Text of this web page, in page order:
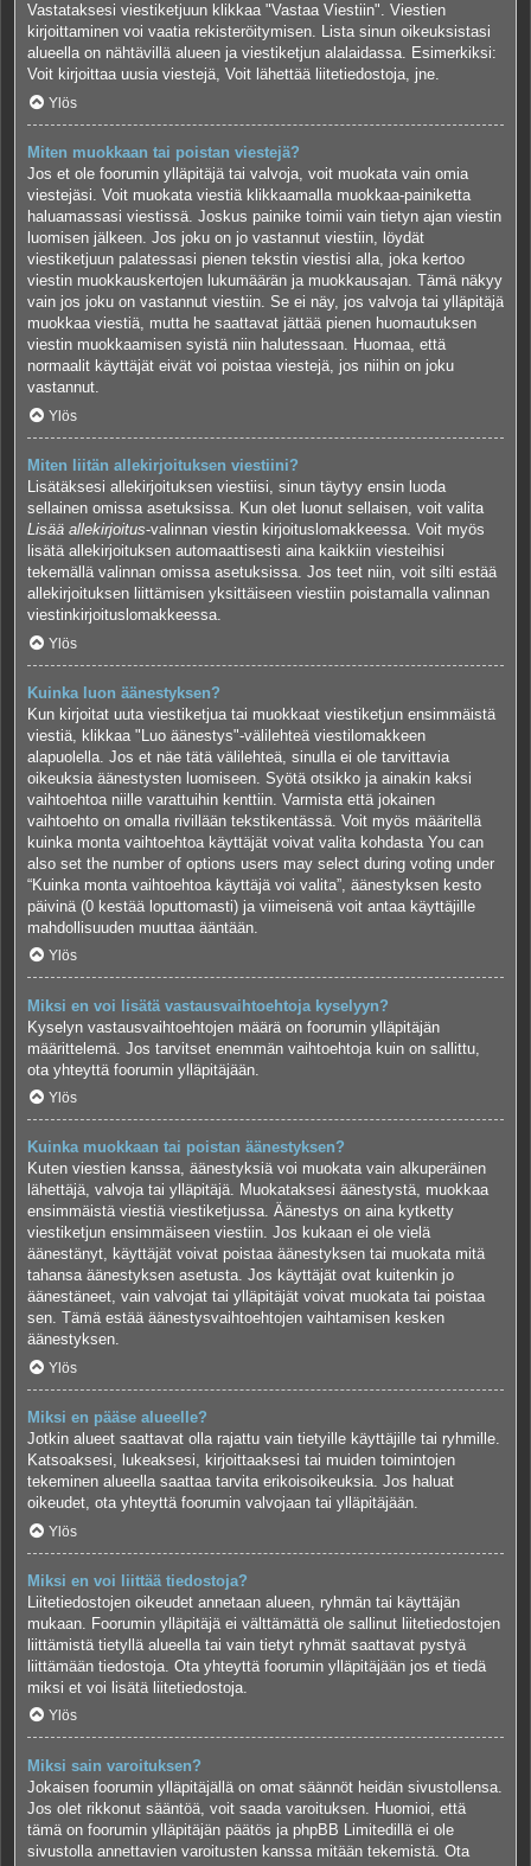
Vastataksesi viestiketjuun klikkaa "Vastaa Viestiin". Viestien
kirjoittaminen voi vaatia rekisteröitymisen. Lista sinun oikeuksistasi
alueella on nähtävillä alueen ja viestiketjun alalaidassa. Esimerkiksi:
Voit kirjoittaa uusia viestejä, Voit lähettää liitetiedostoja, jne.
Ylös
Miten muokkaan tai poistan viestejä?
Jos et ole foorumin ylläpitäjä tai valvoja, voit muokata vain omia
viestejäsi. Voit muokata viestiä klikkaamalla muokkaa-painiketta
haluamassasi viestissä. Joskus painike toimii vain tietyn ajan viestin
luomisen jälkeen. Jos joku on jo vastannut viestiin, löydät
viestiketjuun palatessasi pienen tekstin viestisi alla, joka kertoo
viestin muokkauskertojen lukumäärän ja muokkausajan. Tämä näkyy
vain jos joku on vastannut viestiin. Se ei näy, jos valvoja tai ylläpitäjä
muokkaa viestiä, mutta he saattavat jättää pienen huomautuksen
viestin muokkaamisen syistä niin halutessaan. Huomaa, että
normaalit käyttäjät eivät voi poistaa viestejä, jos niihin on joku
vastannut.
Ylös
Miten liitän allekirjoituksen viestiini?
Lisätäksesi allekirjoituksen viestiisi, sinun täytyy ensin luoda
sellainen omissa asetuksissa. Kun olet luonut sellaisen, voit valita
Lisää allekirjoitus-valinnan viestin kirjoituslomakkeessa. Voit myös
lisätä allekirjoituksen automaattisesti aina kaikkiin viesteihisi
tekemällä valinnan omissa asetuksissa. Jos teet niin, voit silti estää
allekirjoituksen liittämisen yksittäiseen viestiin poistamalla valinnan
viestinkirjoituslomakkeessa.
Ylös
Kuinka luon äänestyksen?
Kun kirjoitat uuta viestiketjua tai muokkaat viestiketjun ensimmäistä
viestiä, klikkaa "Luo äänestys"-välilehteä viestilomakkeen
alapuolella. Jos et näe tätä välilehteä, sinulla ei ole tarvittavia
oikeuksia äänestysten luomiseen. Syötä otsikko ja ainakin kaksi
vaihtoehtoa niille varattuihin kenttiin. Varmista että jokainen
vaihtoehto on omalla rivillään tekstikentässä. Voit myös määritellä
kuinka monta vaihtoehtoa käyttäjät voivat valita kohdasta You can
also set the number of options users may select during voting under
“Kuinka monta vaihtoehtoa käyttäjä voi valita”, äänestyksen kesto
päivinä (0 kestää loputtomasti) ja viimeisenä voit antaa käyttäjille
mahdollisuuden muuttaa ääntään.
Ylös
Miksi en voi lisätä vastausvaihtoehtoja kyselyyn?
Kyselyn vastausvaihtoehtojen määrä on foorumin ylläpitäjän
määrittelemä. Jos tarvitset enemmän vaihtoehtoja kuin on sallittu,
ota yhteyttä foorumin ylläpitäjään.
Ylös
Kuinka muokkaan tai poistan äänestyksen?
Kuten viestien kanssa, äänestyksiä voi muokata vain alkuperäinen
lähettäjä, valvoja tai ylläpitäjä. Muokataksesi äänestystä, muokkaa
ensimmäistä viestiä viestiketjussa. Äänestys on aina kytketty
viestiketjun ensimmäiseen viestiin. Jos kukaan ei ole vielä
äänestänyt, käyttäjät voivat poistaa äänestyksen tai muokata mitä
tahansa äänestyksen asetusta. Jos käyttäjät ovat kuitenkin jo
äänestäneet, vain valvojat tai ylläpitäjät voivat muokata tai poistaa
sen. Tämä estää äänestysvaihtoehtojen vaihtamisen kesken
äänestyksen.
Ylös
Miksi en pääse alueelle?
Jotkin alueet saattavat olla rajattu vain tietyille käyttäjille tai ryhmille.
Katsoaksesi, lukeaksesi, kirjoittaaksesi tai muiden toimintojen
tekeminen alueella saattaa tarvita erikoisoikeuksia. Jos haluat
oikeudet, ota yhteyttä foorumin valvojaan tai ylläpitäjään.
Ylös
Miksi en voi liittää tiedostoja?
Liitetiedostojen oikeudet annetaan alueen, ryhmän tai käyttäjän
mukaan. Foorumin ylläpitäjä ei välttämättä ole sallinut liitetiedostojen
liittämistä tietyllä alueella tai vain tietyt ryhmät saattavat pystyä
liittämään tiedostoja. Ota yhteyttä foorumin ylläpitäjään jos et tiedä
miksi et voi lisätä liitetiedostoja.
Ylös
Miksi sain varoituksen?
Jokaisen foorumin ylläpitäjällä on omat säännöt heidän sivustollensa.
Jos olet rikkonut sääntöä, voit saada varoituksen. Huomioi, että
tämä on foorumin ylläpitäjän päätös ja phpBB Limitedillä ei ole
sivustolla annettavien varoitusten kanssa mitään tekemistä. Ota